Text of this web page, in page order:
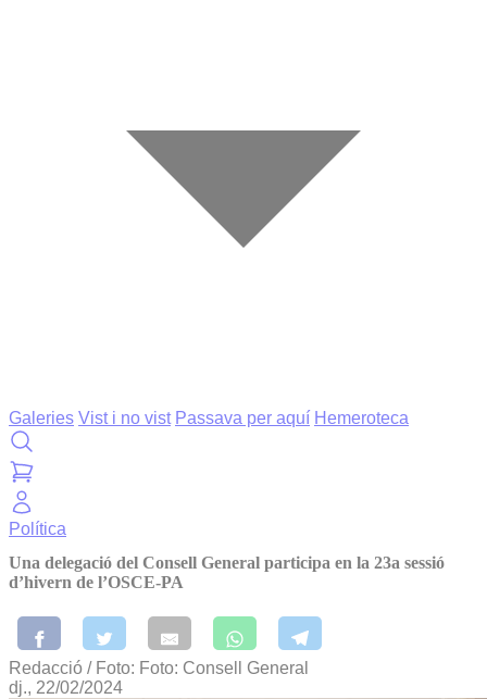
Galeries Vist i no vist Passava per aquí Hemeroteca
Política
Una delegació del Consell General participa en la 23a sessió
d’hivern de l’OSCE-PA
Redacció / Foto: Foto: Consell General
dj., 22/02/2024